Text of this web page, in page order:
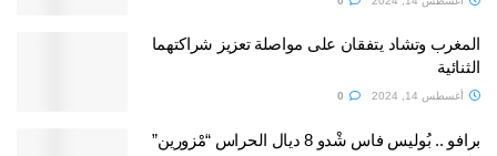
المغرب وتشاد يتفقان على مواصلة تعزيز شراكتهما
الثنائية
أغسطس 14, 2024
برافو .. بُوليس فاس شْدو 8 ديال الحراس “مْزورين”